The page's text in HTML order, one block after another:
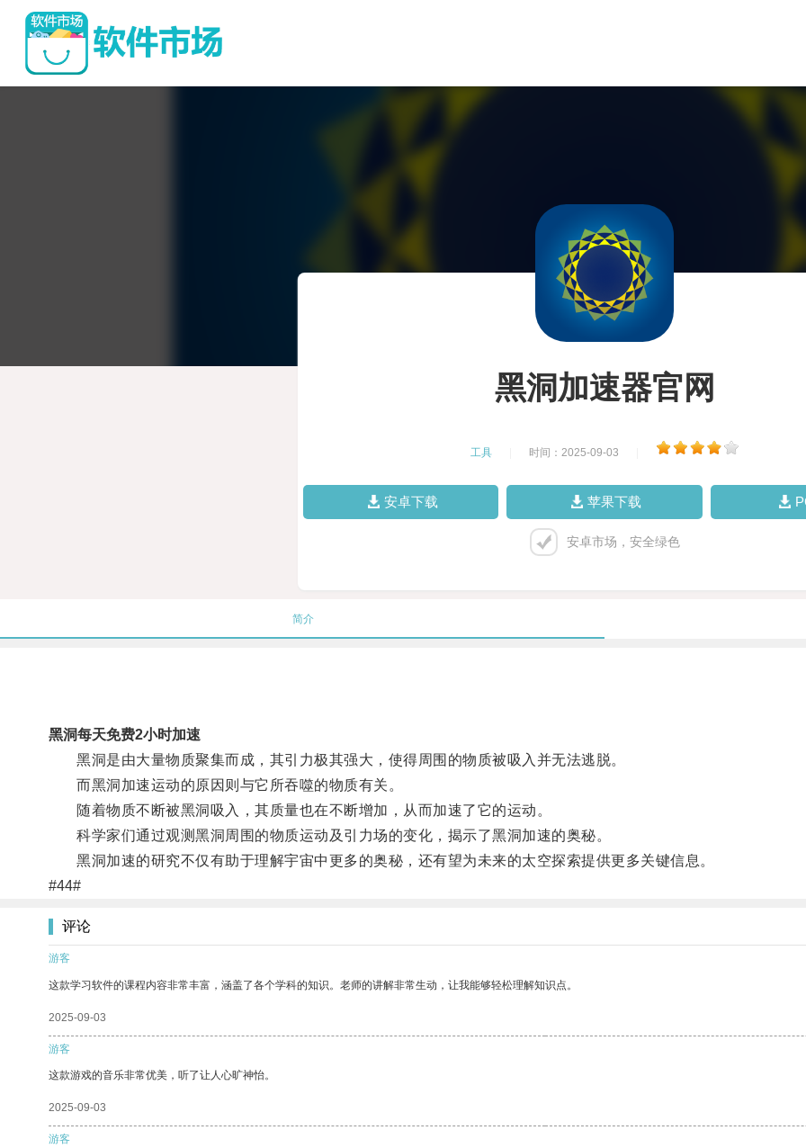
黑洞加速器官网
工具 时间：2025-09-03
安卓下载 苹果下载
安卓市场，安全绿色
简介
黑洞每天免费2小时加速
黑洞是由大量物质聚集而成，其引力极其强大，使得周围的物质被吸入并无法逃脱。
而黑洞加速运动的原因则与它所吞噬的物质有关。
随着物质不断被黑洞吸入，其质量也在不断增加，从而加速了它的运动。
科学家们通过观测黑洞周围的物质运动及引力场的变化，揭示了黑洞加速的奥秘。
黑洞加速的研究不仅有助于理解宇宙中更多的奥秘，还有望为未来的太空探索提供更多关键信息。
#44#
评论
游客
这款学习软件的课程内容非常丰富，涵盖了各个学科的知识。老师的讲解非常生动，让我能够轻松理解知识点。
2025-09-03
游客
这款游戏的音乐非常优美，听了让人心旷神怡。
2025-09-03
游客